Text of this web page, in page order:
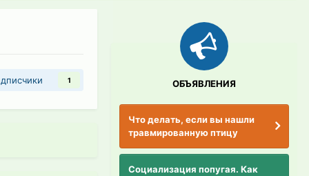
1 ОБЪЯВЛЕНИЯ
Что делать, если вы нашли
травмированную птицу
Социализация попугая. Как